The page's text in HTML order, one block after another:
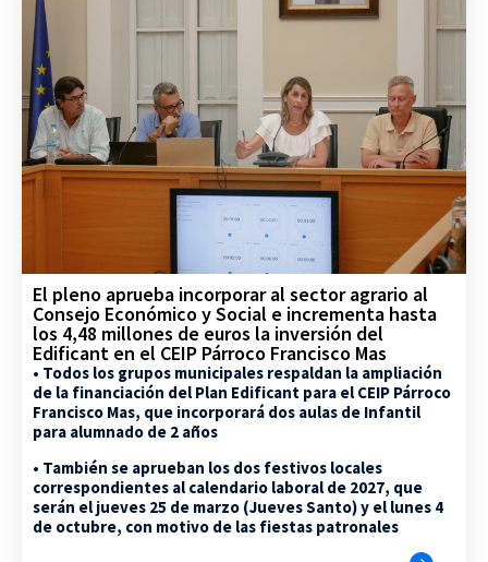
El pleno aprueba incorporar al sector agrario al
Consejo Económico y Social e incrementa hasta
los 4,48 millones de euros la inversión del
Edificant en el CEIP Párroco Francisco Mas
• Todos los grupos municipales respaldan la ampliación
de la financiación del Plan Edificant para el CEIP Párroco
Francisco Mas, que incorporará dos aulas de Infantil
para alumnado de 2 años
• También se aprueban los dos festivos locales
correspondientes al calendario laboral de 2027, que
serán el jueves 25 de marzo (Jueves Santo) y el lunes 4
de octubre, con motivo de las fiestas patronales